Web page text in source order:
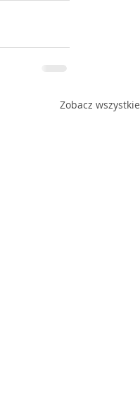
Zobacz wszystkie